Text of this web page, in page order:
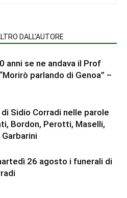
DALL'AUTORE
anni se ne andava il Prof
parlando di Genoa” –
Sidio Corradi nelle parole
Bordon, Perotti, Maselli,
26 agosto i funerali di